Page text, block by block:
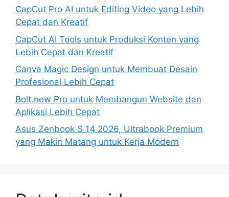
CapCut Pro AI untuk Editing Video yang Lebih
Cepat dan Kreatif
CapCut AI Tools untuk Produksi Konten yang
Lebih Cepat dan Kreatif
Canva Magic Design untuk Membuat Desain
Profesional Lebih Cepat
Bolt.new Pro untuk Membangun Website dan
Aplikasi Lebih Cepat
Asus Zenbook S 14 2026, Ultrabook Premium
yang Makin Matang untuk Kerja Modern